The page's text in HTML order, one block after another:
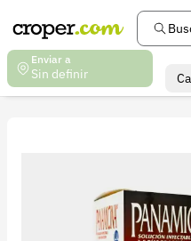
Enviar a
Sin definir